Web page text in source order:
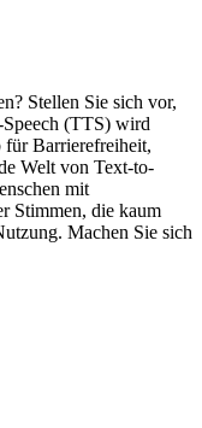
Stellen Sie sich vor,
(TTS) wird
für Barrierefreiheit,
Welt von Text-to-
mit
Stimmen, die kaum
Machen Sie sich